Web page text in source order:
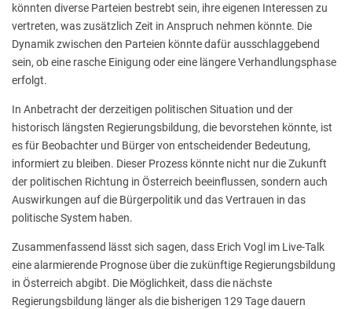
könnten diverse Parteien bestrebt sein, ihre eigenen Interessen zu
vertreten, was zusätzlich Zeit in Anspruch nehmen könnte. Die
Dynamik zwischen den Parteien könnte dafür ausschlaggebend
sein, ob eine rasche Einigung oder eine längere Verhandlungsphase
erfolgt.
In Anbetracht der derzeitigen politischen Situation und der
historisch längsten Regierungsbildung, die bevorstehen könnte, ist
es für Beobachter und Bürger von entscheidender Bedeutung,
informiert zu bleiben. Dieser Prozess könnte nicht nur die Zukunft
der politischen Richtung in Österreich beeinflussen, sondern auch
Auswirkungen auf die Bürgerpolitik und das Vertrauen in das
politische System haben.
Zusammenfassend lässt sich sagen, dass Erich Vogl im Live-Talk
eine alarmierende Prognose über die zukünftige Regierungsbildung
in Österreich abgibt. Die Möglichkeit, dass die nächste
Regierungsbildung länger als die bisherigen 129 Tage dauern